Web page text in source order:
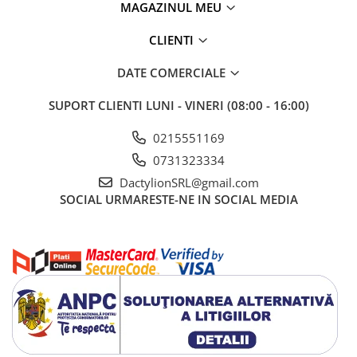
Semnalarea continuitatii circuitelor: da (sunet)
Indicatie maxima - 999
Greutate: 250g
MAGAZINUL MEU
CLIENTI
DATE COMERCIALE
SUPORT CLIENTI LUNI - VINERI (08:00 - 16:00)
0215551169
0731323334
DactylionSRL@gmail.com
SOCIAL URMARESTE-NE IN SOCIAL MEDIA